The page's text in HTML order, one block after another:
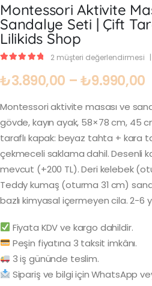
Montessori Aktivite
Sandalye Seti | Çift
Lilikids Shop
2 müşteri değerlendirmesi |
₺3.890,00 –₺9.990,00
Montessori aktivite masası ve
gövde, kayın ayak, 58×78 cm, 45
taraflı kapak: beyaz tahta + kara
çekmeceli saklama dahil. Desenli
mevcut (+200 TL). Deri kelebek
Teddy kumaş (oturma 31 cm)
bazlı kimyasal içermeyen cila. 2-6
Fiyata KDV ve kargo dahildir.
Peşin fiyatına 3 taksit imkânı.
3 iş gününde teslim.
Sipariş ve bilgi için WhatsApp